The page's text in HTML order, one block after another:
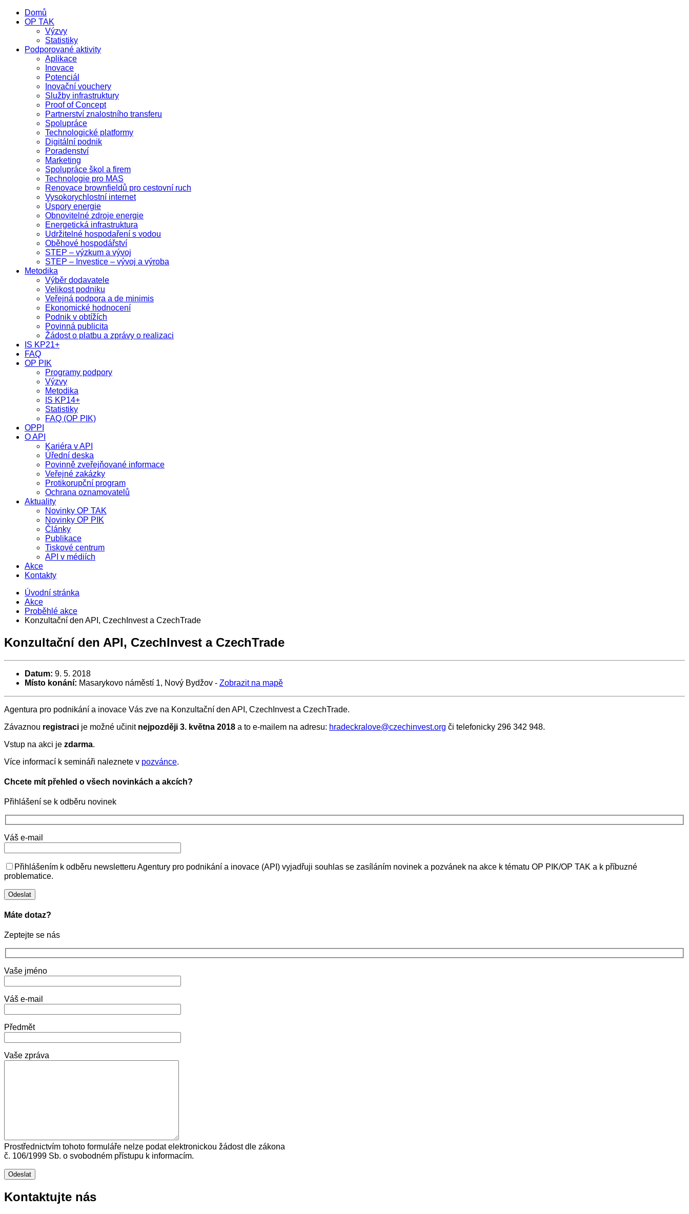
Domů
OP TAK
Výzvy
Statistiky
Podporované aktivity
Aplikace
Inovace
Potenciál
Inovační vouchery
Služby infrastruktury
Proof of Concept
Partnerství znalostního transferu
Spolupráce
Technologické platformy
Digitální podnik
Poradenství
Marketing
Spolupráce škol a firem
Technologie pro MAS
Renovace brownfieldů pro cestovní ruch
Vysokorychlostní internet
Úspory energie
Obnovitelné zdroje energie
Energetická infrastruktura
Udržitelné hospodaření s vodou
Oběhové hospodářství
STEP – výzkum a vývoj
STEP – Investice – vývoj a výroba
Metodika
Výběr dodavatele
Velikost podniku
Veřejná podpora a de minimis
Ekonomické hodnocení
Podnik v obtížích
Povinná publicita
Žádost o platbu a zprávy o realizaci
IS KP21+
FAQ
OP PIK
Programy podpory
Výzvy
Metodika
IS KP14+
Statistiky
FAQ (OP PIK)
OPPI
O API
Kariéra v API
Úřední deska
Povinně zveřejňované informace
Veřejné zakázky
Protikorupční program
Ochrana oznamovatelů
Aktuality
Novinky OP TAK
Novinky OP PIK
Články
Publikace
Tiskové centrum
API v médiích
Akce
Kontakty
Úvodní stránka
Akce
Proběhlé akce
Konzultační den API, CzechInvest a CzechTrade
Konzultační den API, CzechInvest a CzechTrade
Datum: 9. 5. 2018
Místo konání: Masarykovo náměstí 1, Nový Bydžov - Zobrazit na mapě
Agentura pro podnikání a inovace Vás zve na Konzultační den API, CzechInvest a CzechTrade.
Závaznou registraci je možné učinit nejpozději 3. května 2018 a to e-mailem na adresu: hradeckralove@czechinvest.org či telefonicky 296 342 948.
Vstup na akci je zdarma.
Více informací k semináři naleznete v pozvánce.
Chcete mít přehled o všech novinkách a akcích?
Přihlášení se k odběru novinek
Váš e-mail
Přihlášením k odběru newsletteru Agentury pro podnikání a inovace (API) vyjadřuji souhlas se zasíláním novinek a pozvánek na akce k tématu OP PIK/OP TAK a k příbuzné
problematice.
Máte dotaz?
Zeptejte se nás
Vaše jméno
Váš e-mail
Předmět
Vaše zpráva
Prostřednictvím tohoto formuláře nelze podat elektronickou žádost dle zákona
č. 106/1999 Sb. o svobodném přístupu k informacím.
Kontaktujte nás